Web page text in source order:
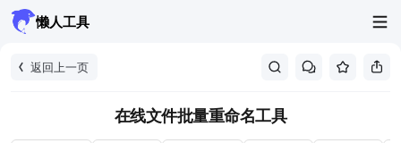
懒人工具
返回上一页
在线文件批量重命名工具